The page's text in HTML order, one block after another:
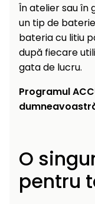
În atelier sau în
un tip de
bateria cu litiu
după fiecare
gata de lucru.
Programul
O
pentru